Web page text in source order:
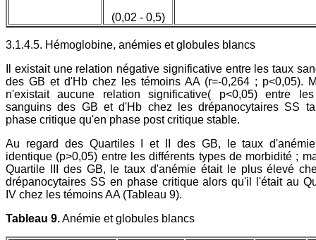
(0,02 - 0,5)
3.1.4.5. Hémoglobine, anémies et globules blancs
Il existait une relation négative significative entre les taux
des GB et d'Hb chez les témoins AA (r=-0,264 ; p<0,05).
n'existait aucune relation significative( p<0,05) entre
sanguins des GB et d'Hb chez les drépanocytaires SS
phase critique qu'en phase post critique stable.
Au regard des Quartiles I et II des GB, le taux
identique (p>0,05) entre les différents types de morbidité ;
Quartile III des GB, le taux d'anémie était le plus élevé
drépanocytaires SS en phase critique alors qu'il l'était au
IV chez les témoins AA (Tableau 9).
Tableau 9.Anémie et globules blancs